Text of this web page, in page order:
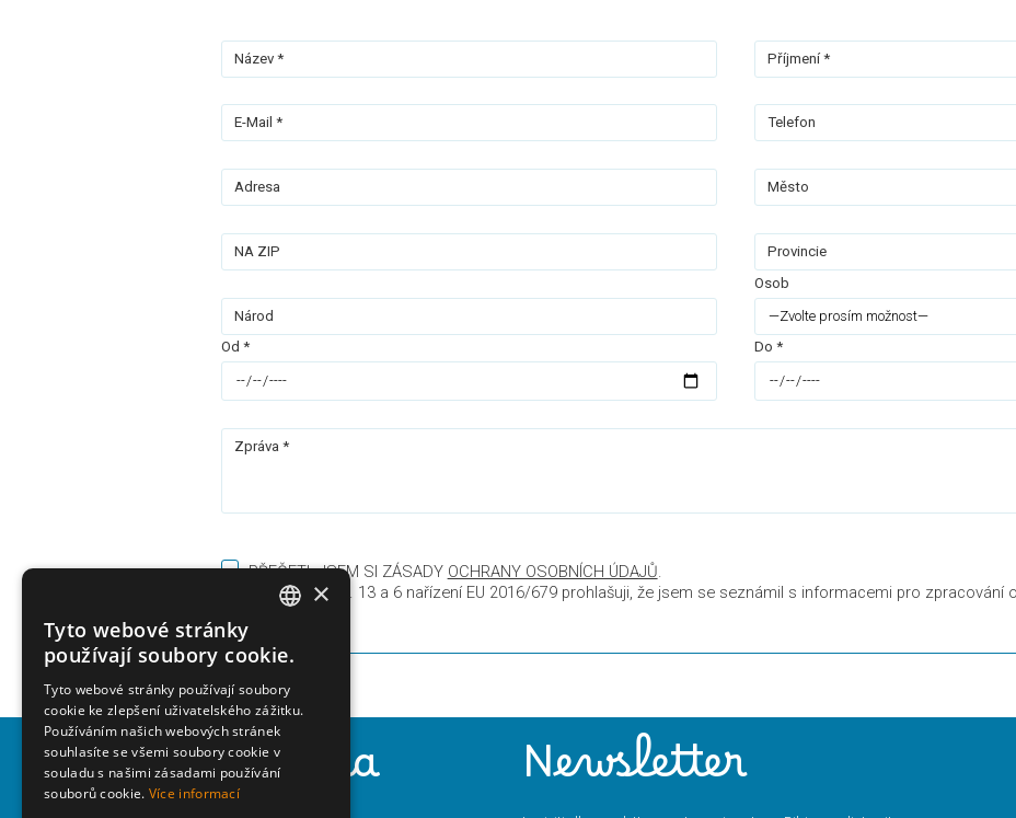
Název * Příjmení *
E-Mail * Telefon
Adresa Město
NA ZIP Provincie
Národ
Osob
Od * Do *
Zpráva *
PŘEČETL JSEM SI ZÁSADY OCHRANY OSOBNÍCH ÚDAJŮ.
V souladu s čl. 13 a 6 nařízení EU 2016/679 prohlašuji, že jsem se seznámil s informacemi pro zpracování
Agenzia Adria Newsletter
GERMAN
HUNGARIAN
×
Tyto webové stránky
používají soubory cookie.
Tyto webové stránky používají soubory
cookie ke zlepšení uživatelského zážitku.
Používáním našich webových stránek
souhlasíte se všemi soubory cookie v
souladu s našimi zásadami používání
souborů cookie. Více informací